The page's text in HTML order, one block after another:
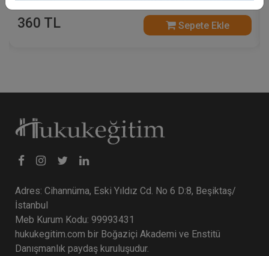
360 TL Sepete Ekle
Adres: Cihannüma, Eski Yıldız Cd. No 6 D:8, Beşiktaş/
İstanbul
Meb Kurum Kodu: 99993431
hukukegitim.com bir Boğaziçi Akademi ve Enstitü
Danışmanlık paydaş kuruluşudur.